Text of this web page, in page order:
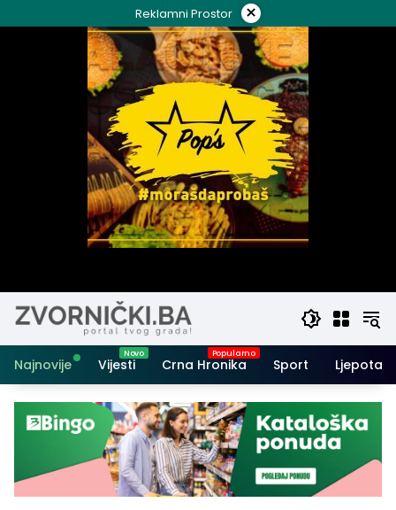
to
Reklamni Prostor ×
Najnovije Vijesti Crna Hronika Sport Ljepota i